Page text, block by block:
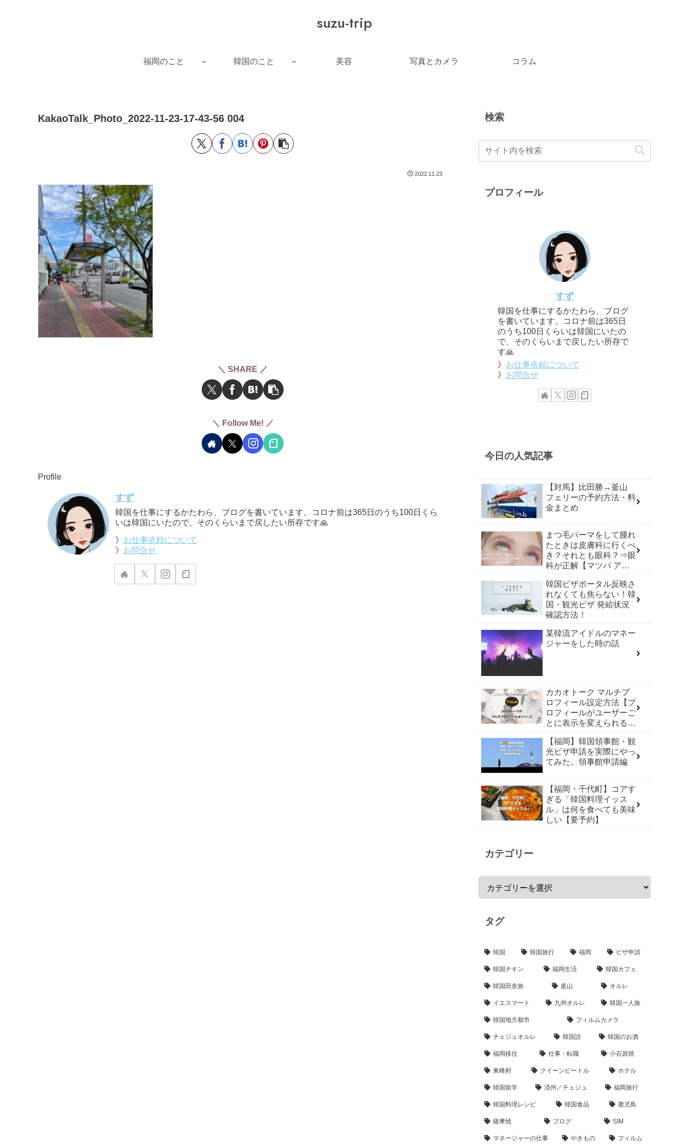
suzu-trip
福岡のこと 韓国のこと 美容 写真とカメラ コラム
KakaoTalk_Photo_2022-11-23-17-43-56 004
2022.11.23
＼ SHARE ／
＼ Follow Me! ／
Profile
すず
韓国を仕事にするかたわら、ブログを書いています。コロナ前は365日のうち100日くら
いは韓国にいたので、そのくらいまで戻したい所存です🙏
》 お仕事依頼について
》 お問合せ
検索
プロフィール
すず
韓国を仕事にするかたわら、ブログ
を書いています。コロナ前は365日
のうち100日くらいは韓国にいたの
で、そのくらいまで戻したい所存で
す🙏
》 お仕事依頼について
》 お問合せ
今日の人気記事
【対馬】比田勝→釜山
フェリーの予約方法・料
金まとめ
まつ毛パーマをして腫れ
たときは皮膚科に行くべ
き？それとも眼科？⇒眼
科が正解【マツパ アレ
韓国ビザポータル反映さ
れなくても焦らない！韓
国・観光ビザ 発給状況
確認方法！
某韓流アイドルのマネー
ジャーをした時の話
カカオトーク マルチプ
ロフィール設定方法【プ
ロフィールがユーザーご
とに表示を変えられる機
【福岡】韓国領事館・観
光ビザ申請を実際にやっ
てみた。領事館申請編
【福岡・千代町】コアす
ぎる「韓国料理イッス
ル」は何を食べても美味
しい【要予約】
カテゴリー
タグ
韓国 韓国旅行 福岡 ビザ申請
韓国チキン 福岡生活 韓国カフェ
韓国田舎旅 釜山 オルレ
イエスマート 九州オルレ 韓国一人旅
韓国地方都市 フィルムカメラ
チェジュオルレ 韓国語 韓国のお酒
福岡移住 仕事・転職 小石原焼
東峰村 クイーンビートル ホテル
韓国留学 済州／チェジュ 福岡旅行
韓国料理レシピ 韓国食品 鹿児島
薩摩焼 ブログ SIM
マネージャーの仕事 やきもの フィルム